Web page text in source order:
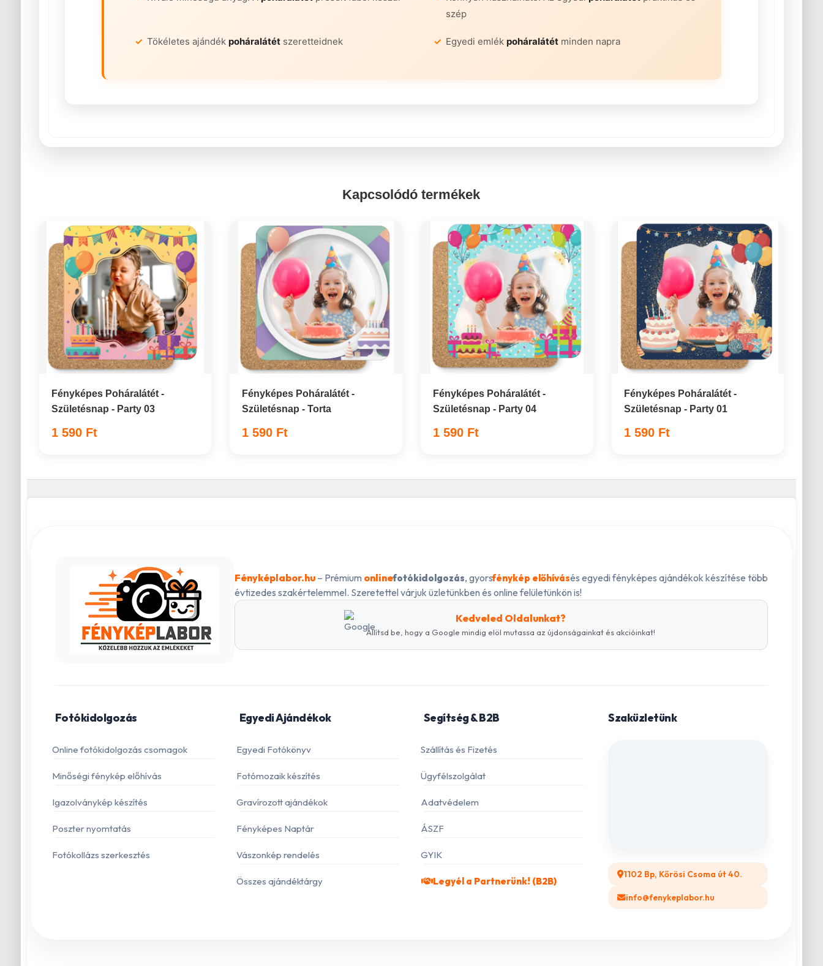
szép
Tökéletes ajándék poháralátétszeretteidnek Egyedi emlék poháralátétminden napra
Kapcsolódó termékek
Fényképes Poháralátét -
Születésnap - Party 03
1 590 Ft
Fényképes Poháralátét -
Születésnap - Torta
1 590 Ft
Fényképes Poháralátét -
Születésnap - Party 04
1 590 Ft
Fényképes Poháralátét -
Születésnap - Party 01
1 590 Ft
Fényképlabor.hu– Prémium onlinefotókidolgozás, gyorsfénykép előhívásés egyedi fényképes ajándékok készítése több
évtizedes szakértelemmel. Szeretettel várjuk üzletünkben és online felületünkön is!
Kedveled Oldalunkat?
Állítsd be, hogy a Google mindig elöl mutassa az újdonságainkat és akcióinkat!
Fotókidolgozás
Online fotókidolgozás csomagok
Minőségi fénykép előhívás
Igazolványkép készítés
Poszter nyomtatás
Fotókollázs szerkesztés
Egyedi Ajándékok
Egyedi Fotókönyv
Fotómozaik készítés
Gravírozott ajándékok
Fényképes Naptár
Vászonkép rendelés
Összes ajándéktárgy
Segítség & B2B
Szállítás és Fizetés
Ügyfélszolgálat
Adatvédelem
ÁSZF
GYIK
Legyél a Partnerünk! (B2B)
Szaküzletünk
1102 Bp, Kőrösi Csoma út 40.
info@fenykeplabor.hu